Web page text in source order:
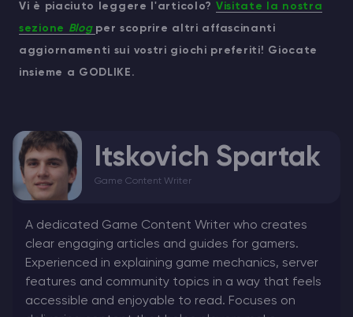
Vi è piaciuto leggere l'articolo? Visitate la nostra
sezione Blog per scoprire altri affascinanti
aggiornamenti sui vostri giochi preferiti! Giocate
insieme a GODLIKE.
Itskovich Spartak
Game Content Writer
A dedicated Game Content Writer who creates
clear engaging articles and guides for gamers.
Experienced in explaining game mechanics, server
features and community topics in a way that feels
accessible and enjoyable to read. Focuses on